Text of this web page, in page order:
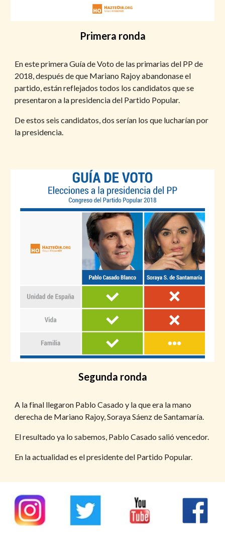
Primera ronda
En este primera Guía de Voto de las primarias del PP de
2018, después de que Mariano Rajoy abandonase el
partido, están reflejados todos los candidatos que se
presentaron a la presidencia del Partido Popular.
De estos seis candidatos, dos serían los que lucharían por
la presidencia.
Segunda ronda
A la final llegaron Pablo Casado y la que era la mano
derecha de Mariano Rajoy, Soraya Sáenz de Santamaría.
En la actualidad es el presidente del Partido Popular.